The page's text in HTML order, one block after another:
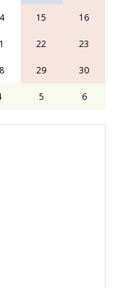
15 16
22 23
29 30
5 6